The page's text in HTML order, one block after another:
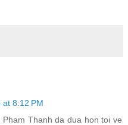
at 8:12 PM
Thanh da dua hon toi ve